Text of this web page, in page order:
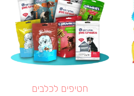
חטיפים לכלבים